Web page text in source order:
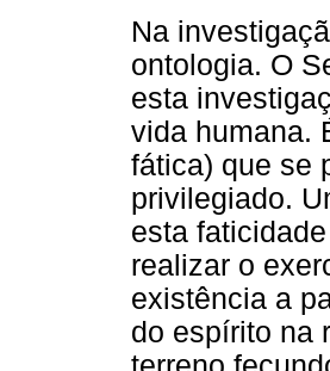
Na
ontologia. O
esta
vida humana.
fática) que se
privilegiado.
esta
realizar o
existência a
do espírito na